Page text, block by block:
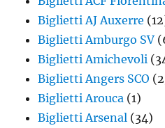
Biglietti AJ Auxerre
Biglietti Amburgo SV
Biglietti Amichevoli
Biglietti Angers SCO
Biglietti Arouca (1)
Biglietti Arsenal (34)